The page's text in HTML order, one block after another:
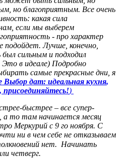
но благоприятным. Все очень
какая сила
если мы выберем
- про характер
подойдет. Лучше, конечно,
сильным и подходил
Это в идеале) Подробно
самые прекрасные дни, я
Выбор дат: идеальная кухня,
присоединяйтесь!)
быстрее – все супер-
а то там начинается месяц
Меркурий с 9 го ноября. С
ни в чем себе не отказываем
нет. Начинать
четверг.